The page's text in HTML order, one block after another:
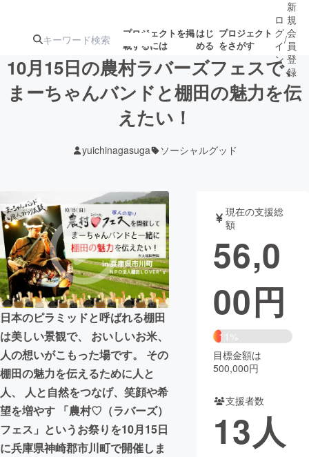
プロジェクトを掲
載するには
はじ
める
プロジェクト
をさがす
注目の新着プロ 募集終了が近いプ
テクノロジー・ガジェット
映像・映画 書籍・雑誌
ビジネス・起業 チャレンジ
まちづくり・地域活性化
CAMPFIRE for Social Good
CAMPFIRE Creation
CAMPFIREふるさと納税machi-ya コミュニティ
ロ
グ
イ
ン
/
新
規
会
員
登
録
10月15日の農村ラバーズフェスで、
まーちゃんバンドと棚田の魅力を伝
えたい！
yuichinagasuga ソーシャルグッド
日本のピラミッドと呼ばれる棚田
は美しい景観で、 おいしいお米、
人の想いがこもった場です。 その
棚田の魅力を伝えるために人と
人、 人と自然をつなげ、笑顔や希
望を増やす 「農村♡（ラバーズ）
フェス」というお祭りを10月15日
に兵庫県神崎郡市川町で開催しま
現在の支援総
額
56,0
00円
11%
目標金額は
500,000円
支援者数
13人